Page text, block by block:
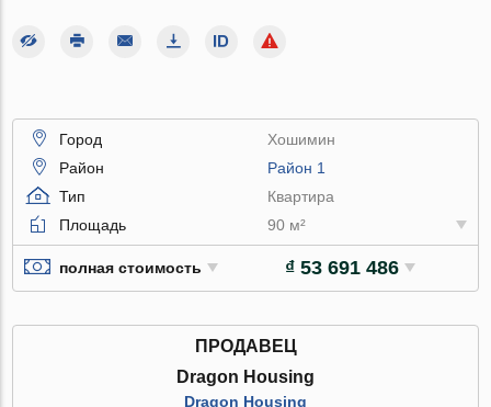
Город
Хошимин
Район
Район 1
Тип
Квартира
Площадь
90 м²
полная стоимость ₫ 53 691 486
ПРОДАВЕЦ
Dragon Housing
Dragon Housing